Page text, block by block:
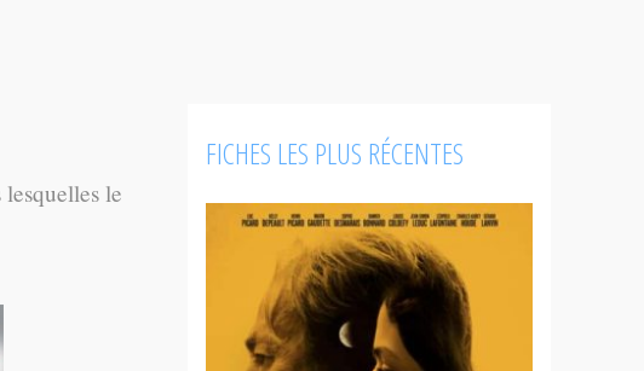
le
FICHES LES PLUS RÉCENTES